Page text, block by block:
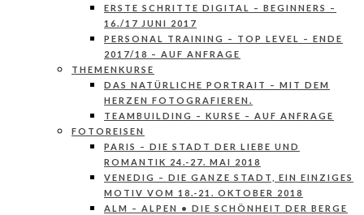
ERSTE SCHRITTE DIGITAL – BEGINNERS –
16./17 JUNI 2017
PERSONAL TRAINING – TOP LEVEL – ENDE
2017/18 – AUF ANFRAGE
THEMENKURSE
DAS NATÜRLICHE PORTRAIT – MIT DEM
HERZEN FOTOGRAFIEREN.
TEAMBUILDING – KURSE – AUF ANFRAGE
FOTOREISEN
PARIS – DIE STADT DER LIEBE UND
ROMANTIK 24.-27. MAI 2018
VENEDIG – DIE GANZE STADT, EIN EINZIGES
MOTIV VOM 18.-21. OKTOBER 2018
ALM – ALPEN • DIE SCHÖNHEIT DER BERGE